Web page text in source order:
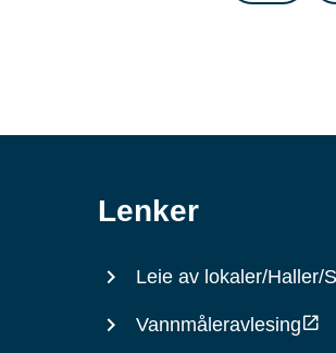
Lenker
Leie av lokaler/Haller/
Vannmåleravlesing